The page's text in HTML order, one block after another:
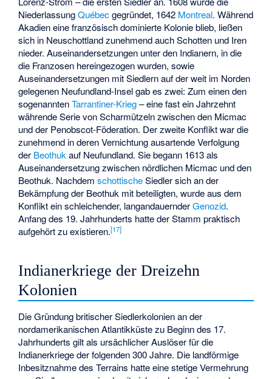
NiederlassungQuébecgegründet, 1642 Montreal. Während
Akadien eine französisch dominierte Kolonie blieb, ließen
sich in Neuschottland zunehmend auch Schotten und Iren
nieder. Auseinandersetzungen unter den Indianern, in die
die Franzosen hereingezogen wurden, sowie
Auseinandersetzungen mit Siedlern auf der weit im Norden
gelegenen Neufundland-Insel gab es zwei: Zum einen den
sogenanntenTarrantiner-Krieg– eine fast ein Jahrzehnt
währende Serie von Scharmützeln zwischen den Micmac
und der Penobscot-Föderation. Der zweite Konflikt war die
zunehmend in deren Vernichtung ausartende Verfolgung
der Beothukauf Neufundland. Sie begann 1613 als
Auseinandersetzung zwischen nördlichen Micmac und den
Beothuk. NachdemschottischeSiedler sich an der
Bekämpfung der Beothuk mit beteiligten, wurde aus dem
Konflikt ein schleichender, langandauernderGenozid.
Anfang des 19. Jahrhunderts hatte der Stamm praktisch
aufgehört zu existieren.[17]
Indianerkriege der Dreizehn
Kolonien
Die Gründung britischer Siedlerkolonien an der
nordamerikanischen Atlantikküste zu Beginn des 17.
Jahrhunderts gilt als ursächlicher Auslöser für die
Indianerkriege der folgenden 300 Jahre. Die landförmige
Inbesitznahme des Terrains hatte eine stetige Vermehrung